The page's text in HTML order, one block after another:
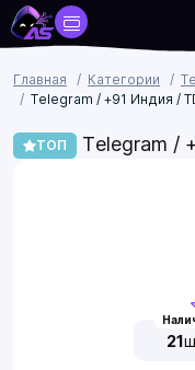
Главная Категории
Telegram / +91 Индия /
ТОП Telegram /
21